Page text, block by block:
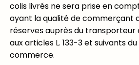
colis livrés ne sera prise en
ayant la qualité de commerçant
réserves auprès du
aux articles L. 133-3 et suivants
commerce.